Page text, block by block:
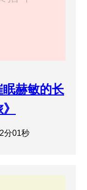
眠赫敏的长
分01秒